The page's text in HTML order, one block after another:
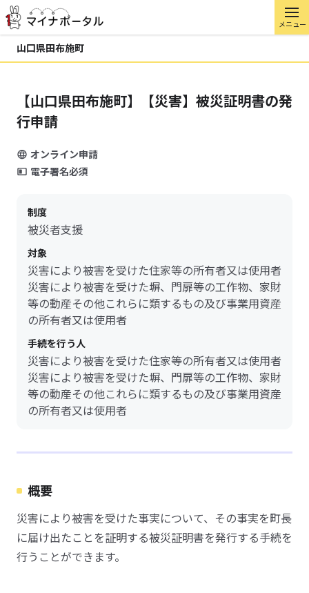
メニュー
山口県田布施町
【山口県田布施町】【災害】被災証明書の発
行申請
オンライン申請
電子署名必須
制度
被災者支援
対象
災害により被害を受けた住家等の所有者又は使用者
災害により被害を受けた塀、門扉等の工作物、家財
等の動産その他これらに類するもの及び事業用資産
の所有者又は使用者
手続を行う人
災害により被害を受けた住家等の所有者又は使用者
災害により被害を受けた塀、門扉等の工作物、家財
等の動産その他これらに類するもの及び事業用資産
の所有者又は使用者
概要
災害により被害を受けた事実について、その事実を町長
に届け出たことを証明する被災証明書を発行する手続を
行うことができます。